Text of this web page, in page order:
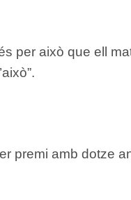
per això que ell
premi amb dotze